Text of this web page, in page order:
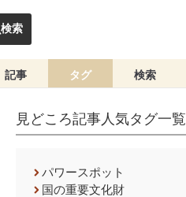
検索
記事 タグ 検索
見どころ記事人気タグ一覧
パワースポット
国の重要文化財